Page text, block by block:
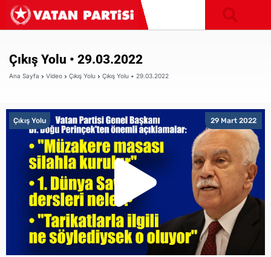
Çıkış Yolu • 29.03.2022
Ana Sayfa Video Çıkış Yolu Çıkış Yolu • 29.03.2022
29 Mart 2022
Çıkış Yolu